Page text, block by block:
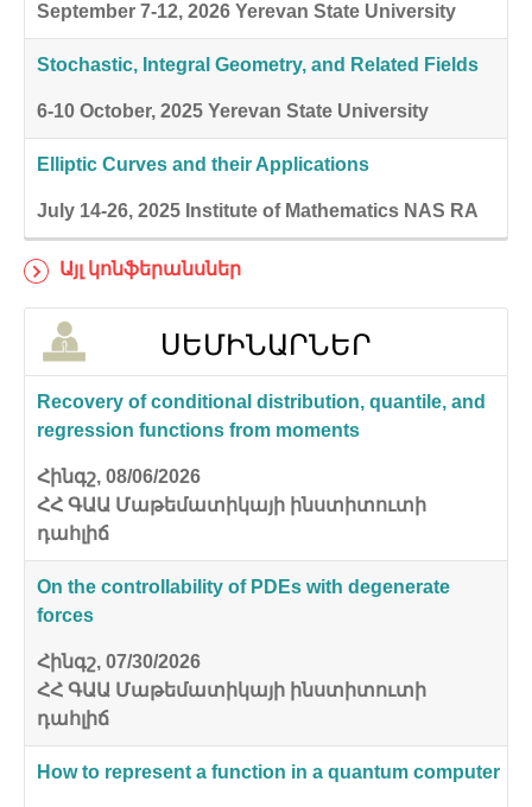
September 7-12, 2026 Yerevan State University
Stochastic, Integral Geometry, and Related Fields
6-10 October, 2025 Yerevan State University
Elliptic Curves and their Applications
July 14-26, 2025 Institute of Mathematics NAS RA
Այլ կոնֆերանսներ
ՍԵՄԻՆԱՐՆԵՐ
Recovery of conditional distribution, quantile, and
regression functions from moments
Հինգշ, 08/06/2026
ՀՀ ԳԱԱ Մաթեմատիկայի ինստիտուտի
դահլիճ
On the controllability of PDEs with degenerate
forces
Հինգշ, 07/30/2026
ՀՀ ԳԱԱ Մաթեմատիկայի ինստիտուտի
դահլիճ
How to represent a function in a quantum computer